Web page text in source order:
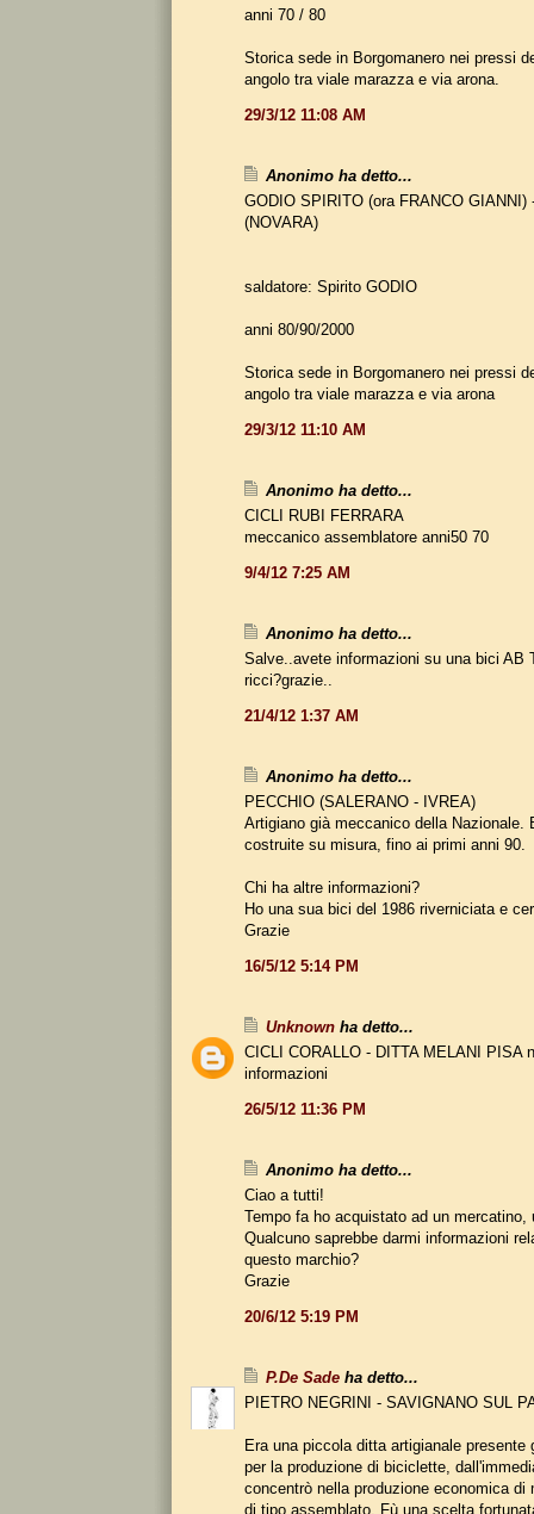
anni 70 / 80
Storica sede in Borgomanero nei pressi
angolo tra viale marazza e via arona.
29/3/12 11:08 AM
Anonimo ha detto...
GODIO SPIRITO (ora FRANCO GIANNI)
(NOVARA)
saldatore: Spirito GODIO
anni 80/90/2000
Storica sede in Borgomanero nei pressi
angolo tra viale marazza e via arona
29/3/12 11:10 AM
Anonimo ha detto...
CICLI RUBI FERRARA
meccanico assemblatore anni50 70
9/4/12 7:25 AM
Anonimo ha detto...
Salve..avete informazioni su una bici AB
ricci?grazie..
21/4/12 1:37 AM
Anonimo ha detto...
PECCHIO (SALERANO - IVREA)
Artigiano già meccanico della Nazionale.
costruite su misura, fino ai primi anni 90.
Chi ha altre informazioni?
Ho una sua bici del 1986 riverniciata e
Grazie
16/5/12 5:14 PM
Unknown ha detto...
CICLI CORALLO - DITTA MELANI PISA
informazioni
26/5/12 11:36 PM
Anonimo ha detto...
Ciao a tutti!
Tempo fa ho acquistato ad un mercatino,
Qualcuno saprebbe darmi informazioni
questo marchio?
Grazie
20/6/12 5:19 PM
P.De Sade ha detto...
PIETRO NEGRINI - SAVIGNANO SUL
Era una piccola ditta artigianale presente
per la produzione di biciclette,
concentrò nella produzione economica di
di tipo assemblato. Fù una scelta